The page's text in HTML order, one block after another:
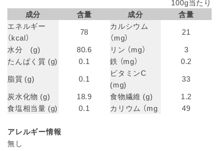
100g当たり
成分
含量 成分
含量
エネルギー
（kcal）
78
カルシウム
（mg）
21
水分 (g)
80.6 リン （mg）
3
たんぱく質 (g)
0.1 鉄 （mg）
0.2
脂質 (g)
0.1
ビタミンC
(mg)
33
炭水化物 (g)
18.9 食物繊維 (g)
1.2
食塩相当量 (g)
0.1 カリウム （mg 49
アレルギー情報
無し